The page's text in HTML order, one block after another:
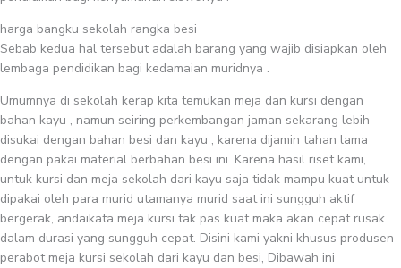
harga bangku sekolah rangka besi
Sebab kedua hal tersebut adalah barang yang wajib disiapkan oleh
lembaga pendidikan bagi kedamaian muridnya .
Umumnya di sekolah kerap kita temukan meja dan kursi dengan
bahan kayu , namun seiring perkembangan jaman sekarang lebih
disukai dengan bahan besi dan kayu , karena dijamin tahan lama
dengan pakai material berbahan besi ini. Karena hasil riset kami,
untuk kursi dan meja sekolah dari kayu saja tidak mampu kuat untuk
dipakai oleh para murid utamanya murid saat ini sungguh aktif
bergerak, andaikata meja kursi tak pas kuat maka akan cepat rusak
dalam durasi yang sungguh cepat. Disini kami yakni khusus produsen
perabot meja kursi sekolah dari kayu dan besi, Dibawah ini